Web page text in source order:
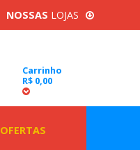
NOSSAS LOJAS
Carrinho
R$ 0,00
OFERTAS